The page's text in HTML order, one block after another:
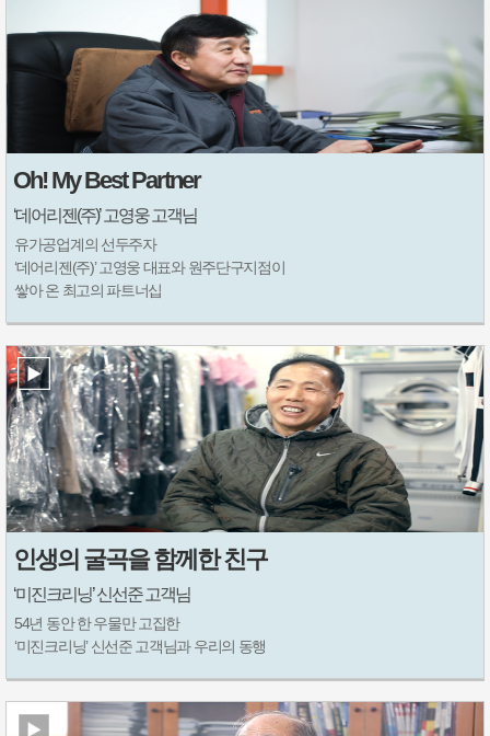
Oh! My Best Partner
‘데어리젠(주)’ 고영웅 고객님
유가공업계의 선두주자
‘데어리젠(주)’ 고영웅 대표와 원주단구지점이
쌓아 온 최고의 파트너십
인생의 굴곡을 함께한 친구
‘미진크리닝’ 신선준 고객님
54년 동안 한 우물만 고집한
‘미진크리닝’ 신선준 고객님과 우리의 동행